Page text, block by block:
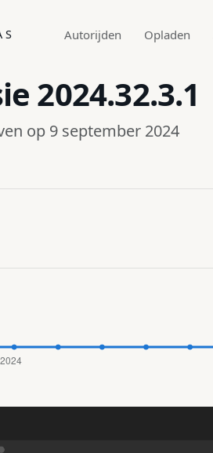
Autorijden Opladen
2024.32.3.1
op 9 september 2024